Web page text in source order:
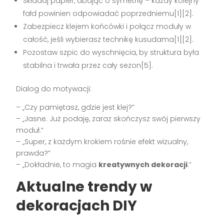
fałd powinien odpowiadać poprzedniemu[1][2].
Zabezpiecz klejem końcówki i połącz moduły w
całość, jeśli wybierasz technikę kusudama[1][2].
Pozostaw szpic do wyschnięcia, by struktura była
stabilna i trwała przez cały sezon[5].
Dialog do motywacji:
– „Czy pamiętasz, gdzie jest klej?”
– „Jasne. Już podaję, zaraz skończysz swój pierwszy
moduł.”
– „Super, z każdym krokiem rośnie efekt wizualny,
prawda?”
– „Dokładnie, to magia kreatywnych dekoracji.”
Aktualne trendy w
dekoracjach DIY